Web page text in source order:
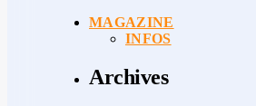
MAGAZINE
INFOS
Archives